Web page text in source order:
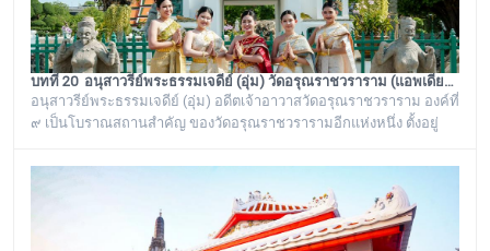
บทที่ 20 อนุสาวรีย์พระธรรมเจดีย์ (อุ่ม) วัดอรุณราชวราราม (แอพเดียวเที่ยวทั่ววัดอรุณ)
อนุสาวรีย์พระธรรมเจดีย์ (อุ่ม) อดีตเจ้าอาวาสวัดอรุณราชวราราม องค์ที่
๙ เป็นโบราณสถานสำคัญ ของวัดอรุณราชวรารามอีกแห่งหนึ่ง ตั้งอยู่
วัดริมแม่น้ำเจ้าพระยา ภายในรั้วอนุสาวรีย์สำคัญของวัดอรุณ
ราชวรารามแห่งนี้ จะมีโกศหินทรายโบราณสีเขียวแบบจีน ซึ่งเป็นสถาน
ที่บรรจุบรรจุอัฐิของพระธรรมเจดีย์ (อุ่ม) อดีตเจ้าอาวาสวัดอรุณ
ราชวราราม องค์ที่ ๙